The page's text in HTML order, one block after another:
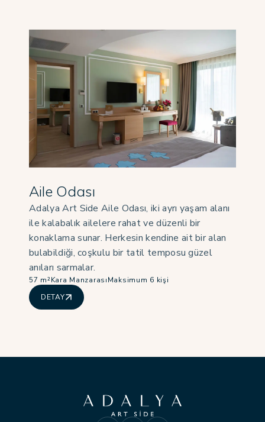
Aile Odası
Adalya Art Side Aile Odası, iki ayrı yaşam alanı
ile kalabalık ailelere rahat ve düzenli bir
konaklama sunar. Herkesin kendine ait bir alan
bulabildiği, coşkulu bir tatil temposu güzel
anıları sarmalar.
57 m²Kara ManzarasıMaksimum 6 kişi
DETAY